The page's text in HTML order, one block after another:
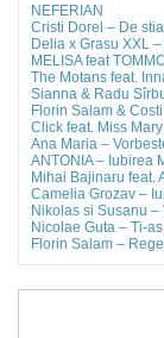
NEFERIAN
Cristi Dorel – De
Delia x Grasu XXL
MELISA feat
The Motans feat.
Sianna & Radu
Florin Salam &
Click feat. Miss
Ana Maria –
ANTONIA – Iubirea
Mihai Bajinaru feat.
Camelia Grozav –
Nikolas si Susanu –
Nicolae Guta – Ti-
Florin Salam –